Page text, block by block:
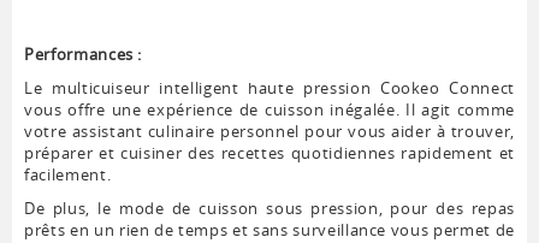
Performances :
Le multicuiseur intelligent haute pression Cookeo Connect
vous offre une expérience de cuisson inégalée. Il agit comme
votre assistant culinaire personnel pour vous aider à trouver,
préparer et cuisiner des recettes quotidiennes rapidement et
facilement.
De plus, le mode de cuisson sous pression, pour des repas
prêts en un rien de temps et sans surveillance vous permet de